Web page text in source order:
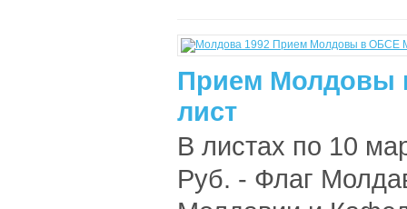
Прием Молдовы
лист
В листах по 10
Руб. - Флаг